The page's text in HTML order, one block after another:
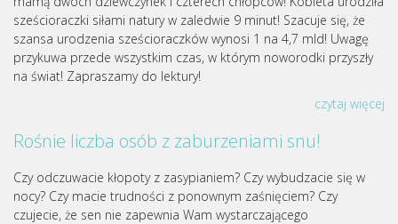
sześcioraczki siłami natury w zaledwie 9 minut! Szacuje się, że
szansa urodzenia sześcioraczków wynosi 1 na 4,7 mld! Uwagę
przykuwa przede wszystkim czas, w którym noworodki przyszły
na świat! Zapraszamy do lektury!
czytaj więcej
Rośnie liczba osób z zaburzeniami snu!
Czy odczuwacie kłopoty z zasypianiem? Czy wybudzacie się w
nocy? Czy macie trudności z ponownym zaśnięciem? Czy
czujecie, że sen nie zapewnia Wam wystarczającego